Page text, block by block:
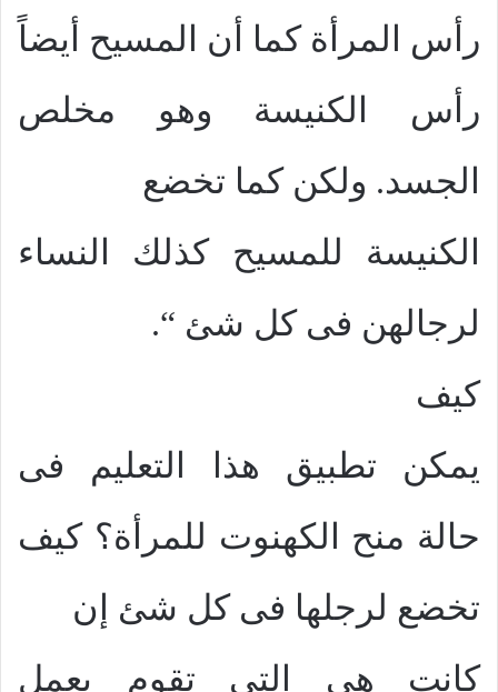
رأس المرأة كما أن المسيح أيضاً
رأس الكنيسة وهو مخلص
الجسد. ولكن كما تخضع
الكنيسة للمسيح كذلك النساء
لرجالهن فى كل شئ “.
كيف
يمكن تطبيق هذا التعليم فى
حالة منح الكهنوت للمرأة؟ كيف
تخضع لرجلها فى كل شئ إن
كانت هى التى تقوم بعمل